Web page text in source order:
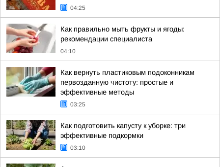
04:25
Как правильно мыть фрукты и ягоды:
рекомендации специалиста
04:10
Как вернуть пластиковым подоконникам
первозданную чистоту: простые и
эффективные методы
03:25
Как подготовить капусту к уборке: три
эффективные подкормки
03:10